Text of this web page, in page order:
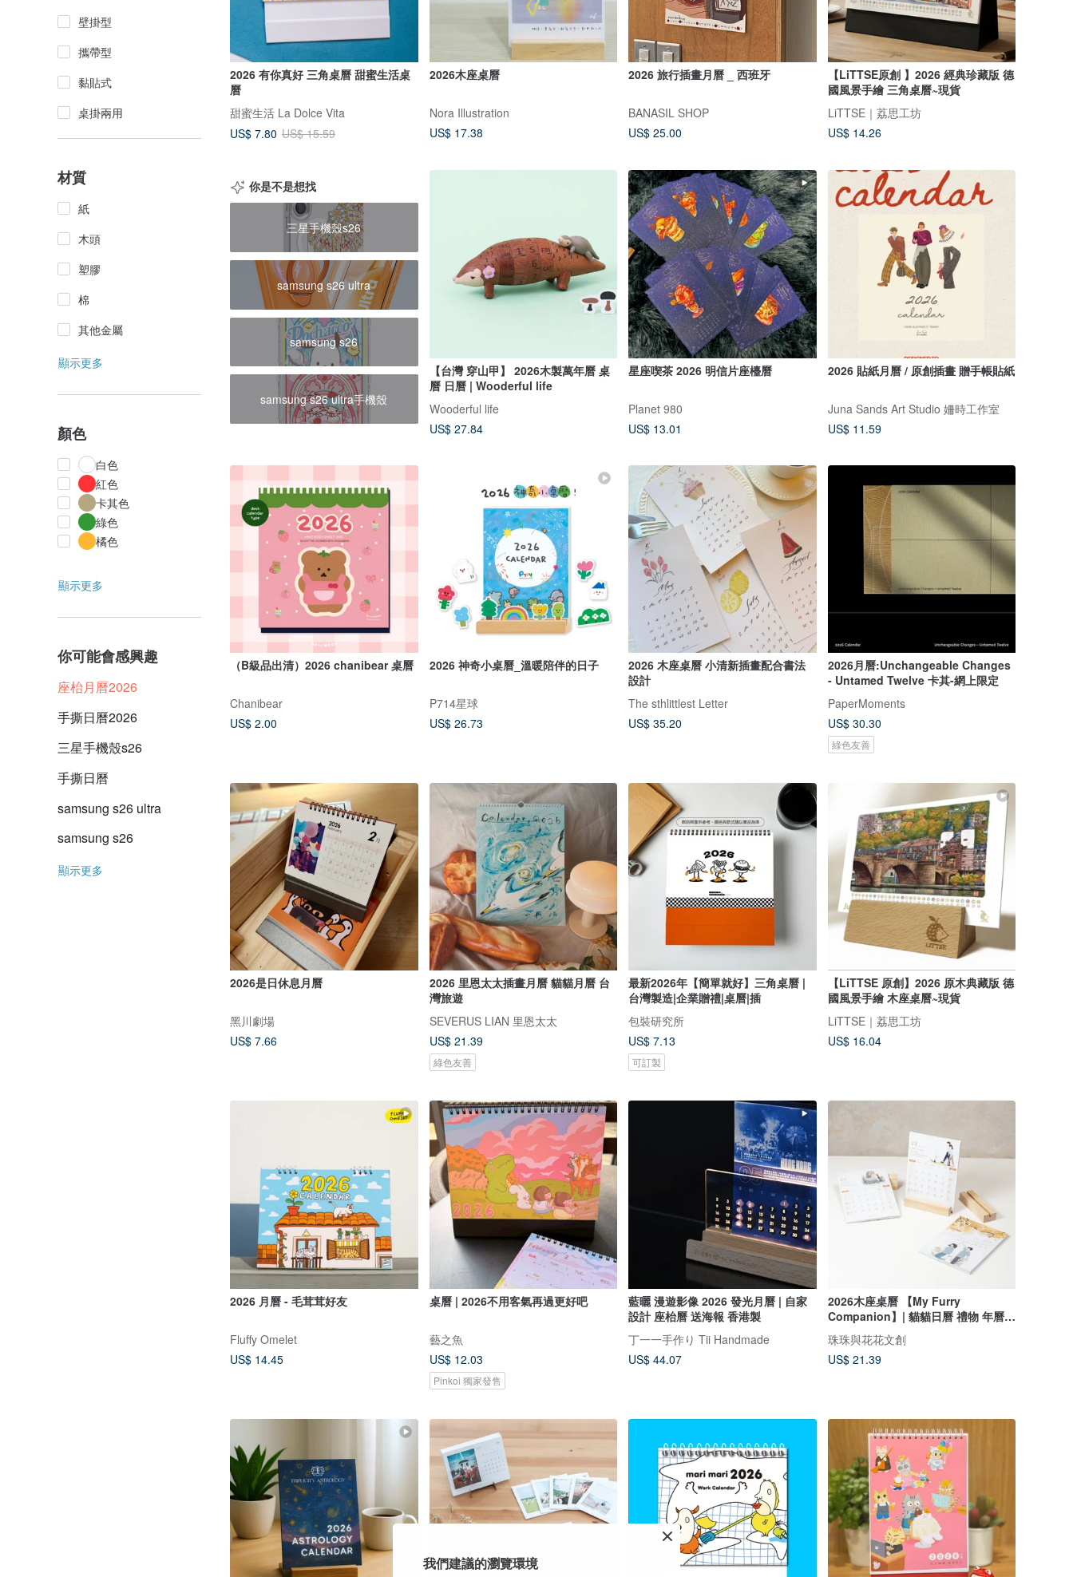
壁掛型
攜帶型
黏貼式
桌掛兩用
材質
紙
木頭
塑膠
棉
其他金屬
顯示更多
顏色
白色
紅色
卡其色
綠色
橘色
顯示更多
你可能會感興趣
座枱月曆2026
手撕日曆2026
三星手機殼s26
手撕日曆
samsung s26 ultra
samsung s26
顯示更多
2026 有你真好 三角桌曆 甜蜜生活桌
曆
甜蜜生活 La Dolce Vita
US$ 7.80 US$ 15.59
2026木座桌曆
Nora Illustration
US$ 17.38
2026 旅行插畫月曆 _ 西班牙
BANASIL SHOP
US$ 25.00
【LiTTSE原創 】2026 經典珍藏版 德
國風景手繪 三角桌曆~現貨
LiTTSE｜荔思工坊
US$ 14.26
你是不是想找
三星手機殼s26
samsung s26 ultra
samsung s26
samsung s26 ultra手機殼
【台灣 穿山甲】 2026木製萬年曆 桌
曆 日曆 | Wooderful life
Wooderful life
US$ 27.84
星座喫茶 2026 明信片座檯曆
Planet 980
US$ 13.01
2026 貼紙月曆 / 原創插畫 贈手帳貼紙
Juna Sands Art Studio 姍時工作室
US$ 11.59
（B級品出清）2026 chanibear 桌曆
Chanibear
US$ 2.00
2026 神奇小桌曆_溫暖陪伴的日子
P714星球
US$ 26.73
2026 木座桌曆 小清新插畫配合書法
設計
The sthlittlest Letter
US$ 35.20
2026月曆:Unchangeable Changes
- Untamed Twelve 卡其-網上限定
PaperMoments
US$ 30.30
綠色友善
2026是日休息月曆
黑川劇場
US$ 7.66
2026 里恩太太插畫月曆 貓貓月曆 台
灣旅遊
SEVERUS LIAN 里恩太太
US$ 21.39
綠色友善
最新2026年【簡單就好】三角桌曆 |
台灣製造|企業贈禮|桌曆|插
包裝研究所
US$ 7.13
可訂製
【LiTTSE 原創】2026 原木典藏版 德
國風景手繪 木座桌曆~現貨
LiTTSE｜荔思工坊
US$ 16.04
2026 月曆 - 毛茸茸好友
Fluffy Omelet
US$ 14.45
桌曆 | 2026不用客氣再過更好吧
藝之魚
US$ 12.03
Pinkoi 獨家發售
藍曬 漫遊影像 2026 發光月曆 | 自家
設計 座枱曆 送海報 香港製
丁一一手作り Tii Handmade
US$ 44.07
2026木座桌曆 【My Furry
Companion】| 貓貓日曆 禮物 年曆
手帳
珠珠與花花文創
US$ 21.39
我們建議的瀏覽環境